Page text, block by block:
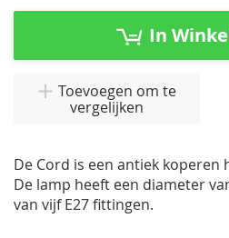
Ga
In
Toevoegen om te
vergelijken
De Cord is een antiek koperen
De lamp heeft een diameter
van vijf E27 fittingen.